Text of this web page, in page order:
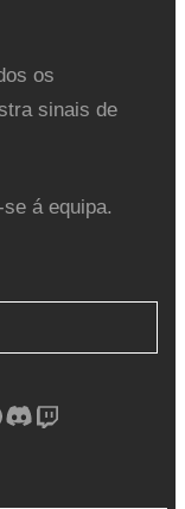
os
sinais de
á equipa.
Discord Twitch